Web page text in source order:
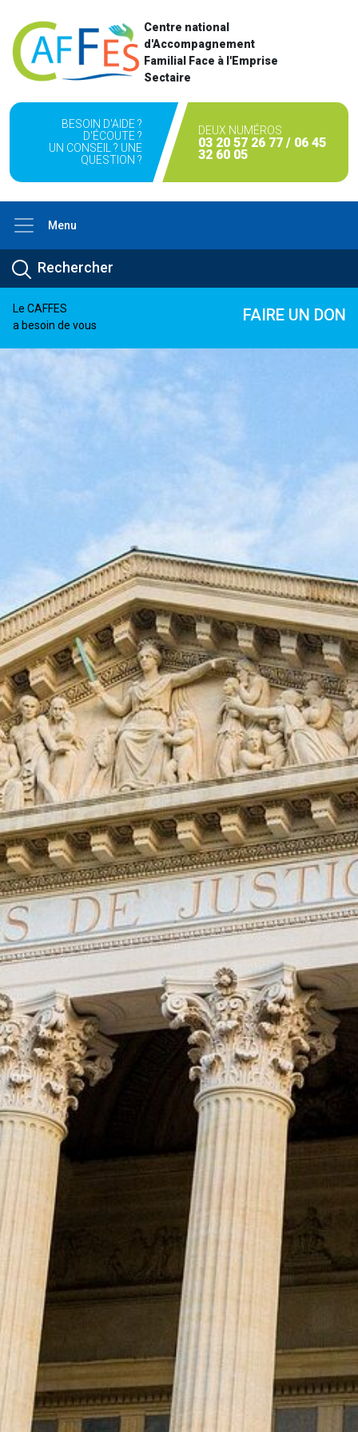
Centre national
d'Accompagnement
Familial Face à l'Emprise
Sectaire
BESOIN D'AIDE ?
D'ÉCOUTE ?
UN CONSEIL ? UNE
QUESTION ?
DEUX NUMÉROS
03 20 57 26 77 / 06 45
32 60 05
Menu
Le CAFFES
a besoin de vous
FAIRE UN DON